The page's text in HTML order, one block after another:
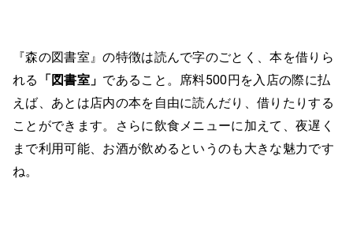
『森の図書室』の特徴は読んで字のごとく、本を借りら
れる
「図書室」 であること。席料500円を入店の際に払
えば、あとは店内の本を自由に読んだり、借りたりする
ことができます。さらに飲食メニューに加えて、夜遅く
まで利用可能、お酒が飲めるというのも大きな魅力です
ね。